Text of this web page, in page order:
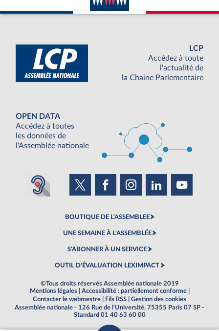
LCP
Accédez à toute
l'actualité de
la Chaine Parlementaire
OPEN DATA
Accédez à toutes
les données de
l'Assemblée nationale
BOUTIQUE DE L'ASSEMBLEE
UNE SEMAINE À L'ASSEMBLÉE
S'ABONNER À UN SERVICE
OUTIL D'ÉVALUATION LEXIMPACT
©Tous droits réservés Assemblée nationale 2019
Mentions légales
Accessibilité : partiellement conforme
Contacter le webmestre
Fils RSS
Gestion des cookies
Assemblée nationale - 126 Rue de l'Université, 75355 Paris 07 SP -
Standard 01 40 63 60 00